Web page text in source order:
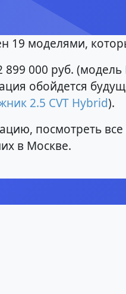
19 моделями,
899 000 руб. (модель
обойдется
2.5 CVT Hybrid).
посмотреть
в Москве.